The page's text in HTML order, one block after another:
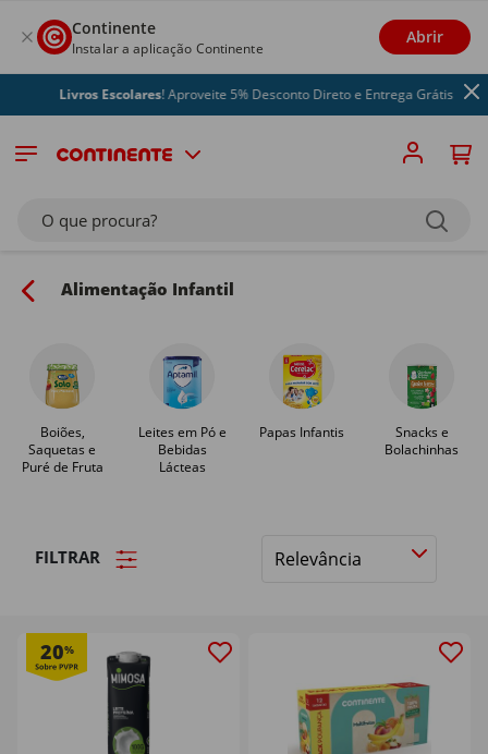
Continente
Instalar a aplicação Continente
Abrir
Livros Escolares ! Aproveite 5% Desconto Direto e Entrega Grátis
O que procura?
Alimentação Infantil
Boiões,
Saquetas e
Puré de Fruta
Leites em Pó e
Bebidas
Lácteas
Papas Infantis
Snacks e
Bolachinhas
FILTRAR
Ordenar
20%